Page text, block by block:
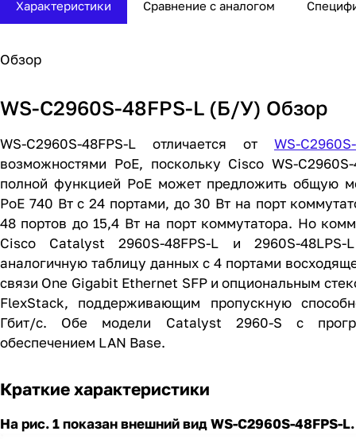
Характеристики Сравнение с аналогом
Обзор
WS-C2960S-48FPS-L (Б/У) Обзор
WS-C2960S-48FPS-L отличается от WS-
возможностями PoE, поскольку Cisco WS-
полной функцией PoE может предложить общую
PoE 740 Вт с 24 портами, до 30 Вт на порт
48 портов до 15,4 Вт на порт коммутатора. Но
Cisco Catalyst 2960S-48FPS-L и 2960S-48LPS-
аналогичную таблицу данных с 4 портами
связи One Gigabit Ethernet SFP и опциональным
FlexStack, поддерживающим пропускную
Гбит/с. Обе модели Catalyst 2960-S с
обеспечением LAN Base.
Краткие характеристики
На рис. 1 показан внешний вид WS-C2960S-48FPS-L.